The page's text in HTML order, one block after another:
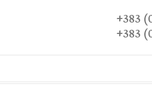
+383
+383